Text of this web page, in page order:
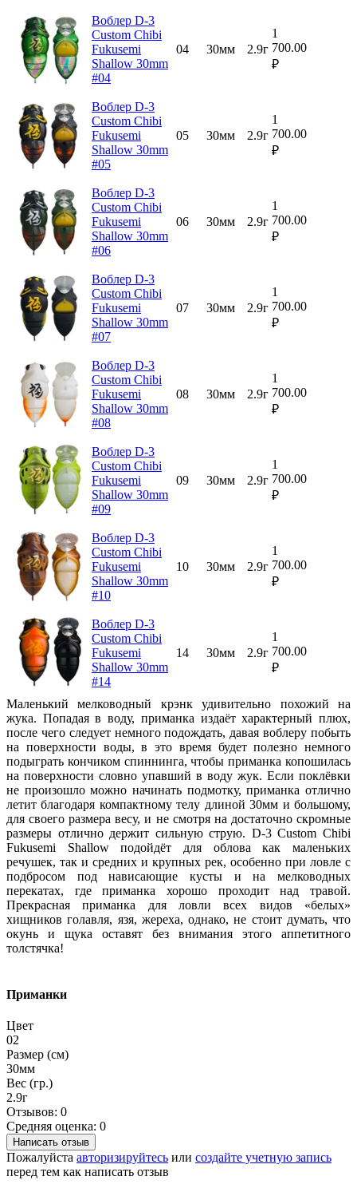
Воблер D-3
Custom Chibi
Fukusemi
Shallow 30mm
#04
04 30мм 2.9г
1
700.00
₽
Воблер D-3
Custom Chibi
Fukusemi
Shallow 30mm
#05
05 30мм 2.9г
1
700.00
₽
Воблер D-3
Custom Chibi
Fukusemi
Shallow 30mm
#06
06 30мм 2.9г
1
700.00
₽
Воблер D-3
Custom Chibi
Fukusemi
Shallow 30mm
#07
07 30мм 2.9г
1
700.00
₽
Воблер D-3
Custom Chibi
Fukusemi
Shallow 30mm
#08
08 30мм 2.9г
1
700.00
₽
Воблер D-3
Custom Chibi
Fukusemi
Shallow 30mm
#09
09 30мм 2.9г
1
700.00
₽
Воблер D-3
Custom Chibi
Fukusemi
Shallow 30mm
#10
10 30мм 2.9г
1
700.00
₽
Воблер D-3
Custom Chibi
Fukusemi
Shallow 30mm
#14
14 30мм 2.9г
1
700.00
₽
Маленький мелководный крэнк удивительно похожий на
жука. Попадая в воду, приманка издаёт характерный плюх,
после чего следует немного подождать, давая воблеру побыть
на поверхности воды, в это время будет полезно немного
подыграть кончиком спиннинга, чтобы приманка копошилась
на поверхности словно упавший в воду жук. Если поклёвки
не произошло можно начинать подмотку, приманка отлично
летит благодаря компактному телу длиной 30мм и большому,
для своего размера весу, и не смотря на достаточно скромные
размеры отлично держит сильную струю. D-3 Custom Chibi
Fukusemi Shallow подойдёт для облова как маленьких
речушек, так и средних и крупных рек, особенно при ловле с
подбросом под нависающие кусты и на мелководных
перекатах, где приманка хорошо проходит над травой.
Прекрасная приманка для ловли всех видов «белых»
хищников голавля, язя, жереха, однако, не стоит думать, что
окунь и щука оставят без внимания этого аппетитного
толстячка!
Приманки
Цвет
02
Размер (см)
30мм
Вес (гр.)
2.9г
Отзывов: 0
Средняя оценка: 0
Написать отзыв
Пожалуйста авторизируйтесь или создайте учетную запись
перед тем как написать отзыв